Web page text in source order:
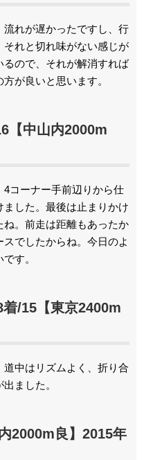
れが遅かったですし、行
れと切れ味がない感じが
るので、それが解消すれば
が良いと思います。
【中山内2000m
コーナー手前辺りから仕
した。最後は止まりかけ
ね。前走は距離もあったか
でしたからね。今日のよ
す。
/15【東京2400m
中はリズムよく、折り合
ました。
2000m良】2015年